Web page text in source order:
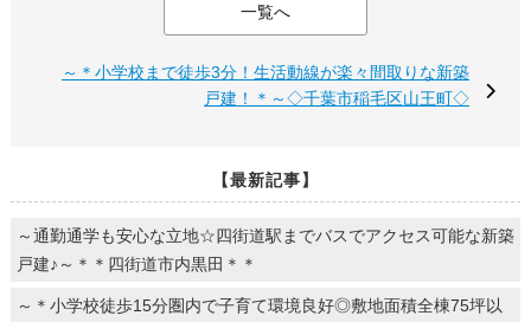
一覧へ
～＊小学校まで徒歩3分！生活動線が楽々間取りな新築
戸建！＊～◇千葉市稲毛区山王町◇
【最新記事】
～通勤通学も安心な立地☆四街道駅までバスでアクセス可能な新築
戸建♪～＊＊四街道市内黒田＊＊
～＊小学校徒歩15分圏内で子育て環境良好◎敷地面積全棟75坪以